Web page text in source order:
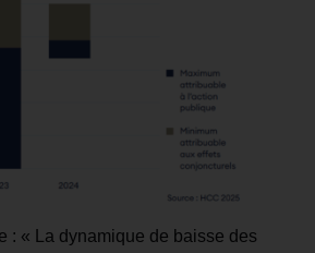
: « La dynamique de baisse des